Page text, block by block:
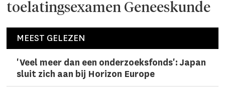
toelatingsexamen Geneeskunde
MEEST GELEZEN
'Veel meer dan een onderzoeks­fonds': Japan
sluit zich aan bij Horizon Europe